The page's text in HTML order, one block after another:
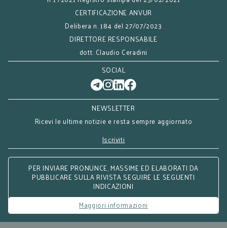
riviste. È stato componente dell’Osservatorio per
l’efficienza delle procedure esecutive e per
l’attuazione delle buone prassi istituito presso il
CSM, nel triennio 2017-2020. È membro di comitati
scientifici e redazioni di riviste di settore a diffusione
nazionale. Docente presso la Scuola Superiore della
Magistratura, è relatore con cadenza inframensile in
convegni ed eventi formativi di rilievo nazionale.
Quale autore o curatore ha all’attivo un centinaio di
pubblicazioni, fra opere monografiche e saggi
minori, nelle materie del diritto civile e commerciale.
CERTIFICAZIONE ANVUR
Delibera n. 184 del 27/07/2023
DIRETTORE RESPONSABILE
dott. Claudio Ceradini
SOCIAL
NEWSLETTER
Ricevi le ultime notizie e resta sempre aggiornato
Iscriviti
PER INVIARE PRONUNCE, MASSIME ED ELABORATI DA
PUBBLICARE SULLA RIVISTA SEGUIRE LE SEGUENTI
INDICAZIONI
Maggiori informazioni